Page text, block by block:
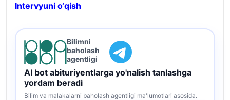
Intervyuni o‘qish
Bilimni
baholash
agentligi
AI bot abituriyentlarga yo'nalish tanlashga
yordam beradi
Bilim va malakalarni baholash agentligi ma'lumotlari asosida.